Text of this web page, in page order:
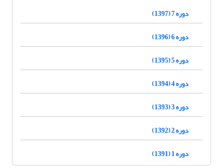
دوره 7 (1397)
دوره 6 (1396)
دوره 5 (1395)
دوره 4 (1394)
دوره 3 (1393)
دوره 2 (1392)
دوره 1 (1391)